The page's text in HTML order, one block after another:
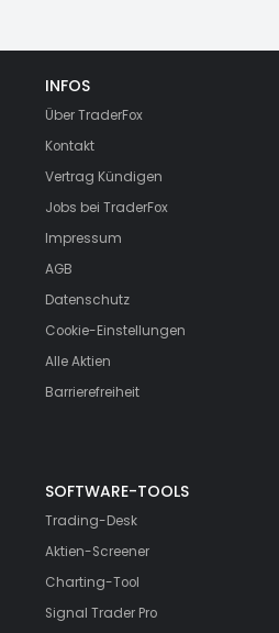
INFOS
Über TraderFox
Kontakt
Vertrag Kündigen
Jobs bei TraderFox
Impressum
AGB
Datenschutz
Cookie-Einstellungen
Alle Aktien
Barrierefreiheit
SOFTWARE-TOOLS
Trading-Desk
Aktien-Screener
Charting-Tool
Signal Trader Pro